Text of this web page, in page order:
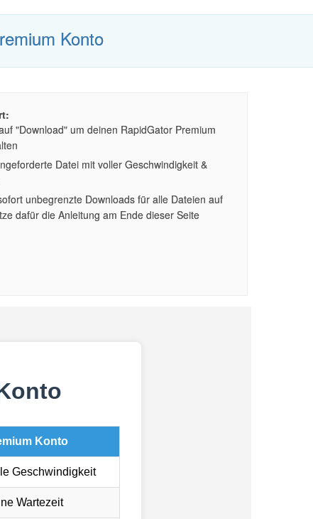
Konto
"Download" um deinen RapidGator Premium
Datei mit voller Geschwindigkeit &
unbegrenzte Downloads für alle Dateien auf
dafür die Anleitung am Ende dieser Seite